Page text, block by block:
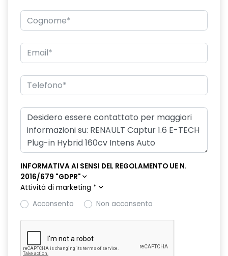
Consolle centrale con portaoggetti e bracciolo scorrevole e
2 bocchette areazione posteriori
Cruise Control
Cruscotto ''soft touch''
Deflettori anteriori cromati
Distance Warning (avviso distanza di sicurezza)
Driver Display 10"
Easy Access System II
Eco Mode
Fari Full LED anteriori e posteriori
SHAPE
Fascia superiore plancia in alluminio spazzolato
INFORMATIVA AI SENSI DEL REGOLAMENTO UE N.
2016/679 "GDPR"
Attività di marketing *
Acconsento
Non acconsento